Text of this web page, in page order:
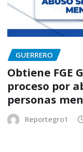
GUERRERO
Obtiene FGE
proceso por
personas
Reportegro1